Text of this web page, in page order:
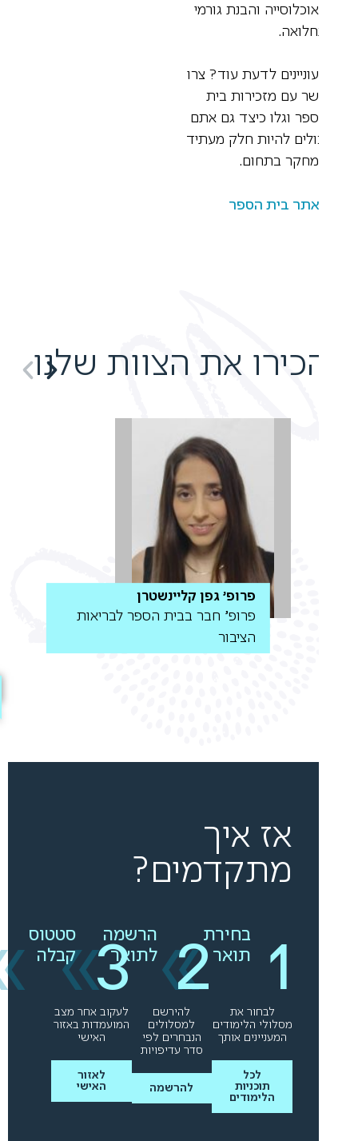
והבנת גורמי
לדעת עוד? צרו
עם מזכירות בית
וגלו כיצד גם אתם
להיות חלק מעתיד
בתחום.
אתר בית הספר
את הצוות שלנו
פרופ' גפן קליינשטרן
פרופ' חבר בבית הספר לבריאות
אז איך
מתקדמים?
בחירת
תואר
»
לבחור את
מסלולי הלימודים
המעניינים אותך
הלימודים
הרשמה
לתואר »
למסלולים
הנבחרים לפי
סדר עדיפויות
להרשמה
סטטוס
קבלה »
לעקוב אחר מצב
המועמדות באזור
האישי
לאזור